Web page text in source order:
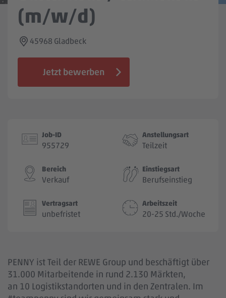
Mein Kandidat:innenprofil
Jobbörse
(m/w/d)
45968 Gladbeck
Jetzt bewerben
Job-ID
955729
Anstellungsart
Teilzeit
Bereich
Verkauf
Einstiegsart
Berufseinstieg
Vertragsart
unbefristet
Arbeitszeit
20-25 Std./Woche
PENNY ist Teil der REWE Group und beschäftigt über
31.000 Mitarbeitende in rund 2.130 Märkten,
an 10 Logistikstandorten und in den Zentralen. Im